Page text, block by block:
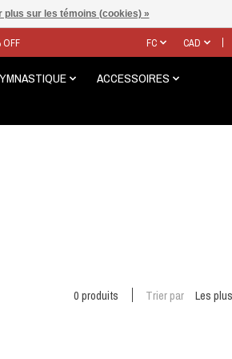
OFF FC CAD
ACCESSOIRES
0 produits Trier par Les
plus sur les témoins (cookies) »